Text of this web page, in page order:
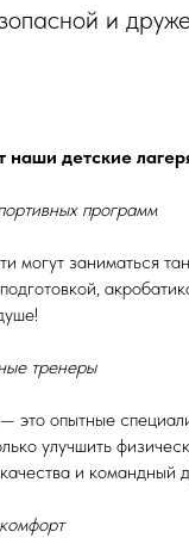
и
детские
программ
могут заниматься
тренеры
это опытные
улучшить
и командный